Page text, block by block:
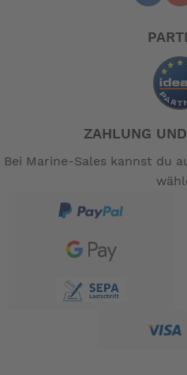
ZAHLUNG
Bei Marine-Sales kannst du